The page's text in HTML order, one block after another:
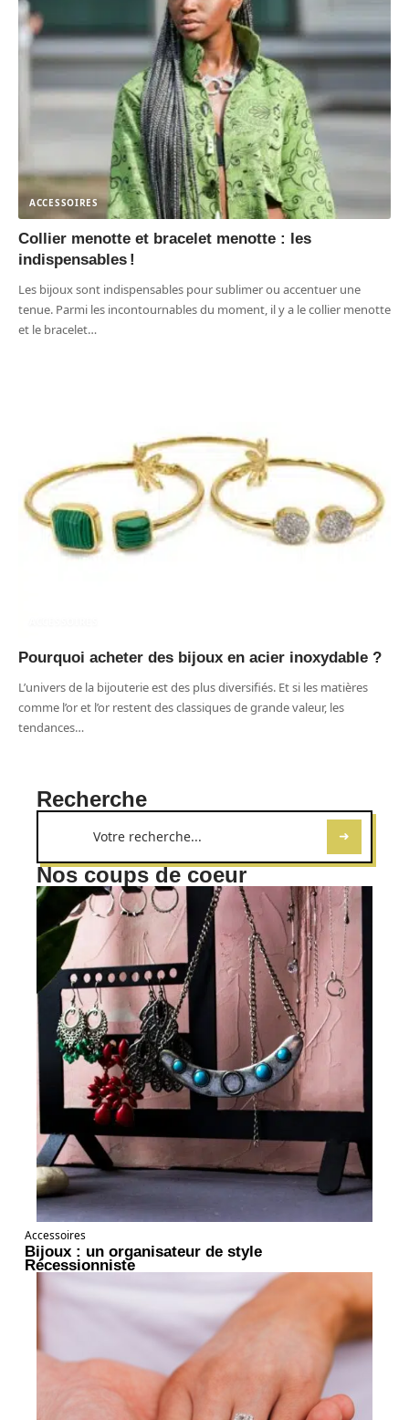
ACCESSOIRES
Collier menotte et bracelet menotte : les
indispensables !
Les bijoux sont indispensables pour sublimer ou accentuer une
tenue. Parmi les incontournables du moment, il y a le collier menotte
et le bracelet…
Pourquoi acheter des bijoux en acier inoxydable ?
L’univers de la bijouterie est des plus diversifiés. Et si les matières
comme l’or et l’or restent des classiques de grande valeur, les
tendances…
Recherche
Nos coups de coeur
Accessoires
Bijoux : un organisateur de style
Récessionniste